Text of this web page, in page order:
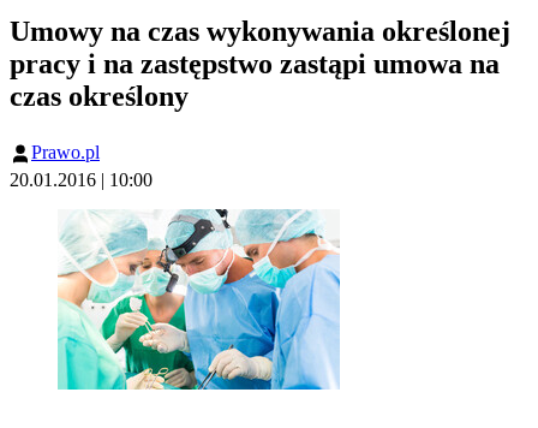
Umowy na czas wykonywania określonej
pracy i na zastępstwo zastąpi umowa na
czas określony
Prawo.pl
20.01.2016 | 10:00